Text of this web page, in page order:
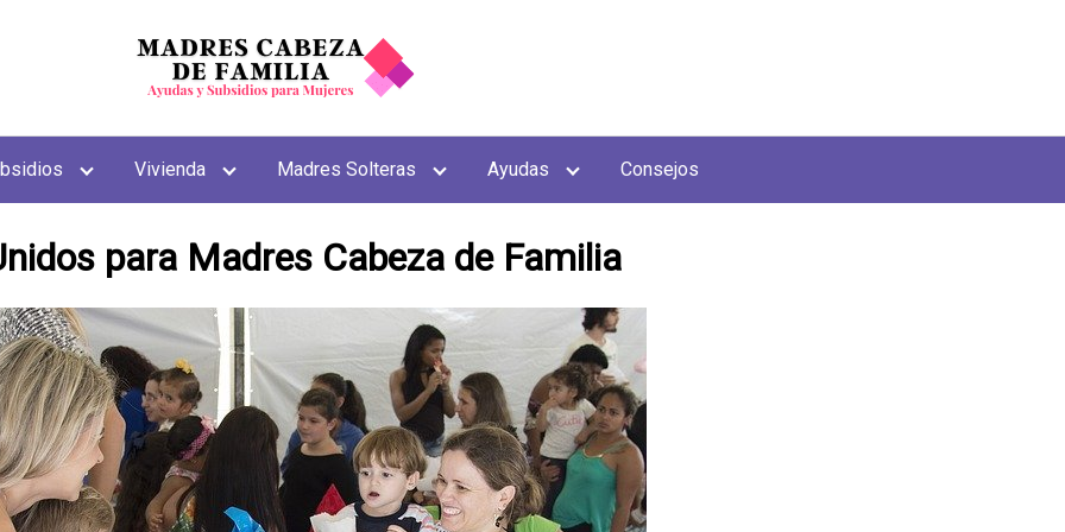
Vivienda Madres Solteras Ayudas Consejos
para Madres Cabeza de Familia